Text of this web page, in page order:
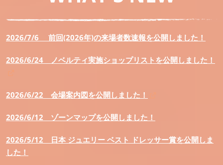
2026/7/6 前回(2026年)の来場者数速報を公開しました！
2026/6/24 ノベルティ実施ショップリストを公開しました！
2026/6/22 会場案内図を公開しました！
2026/6/12 ゾーンマップを公開しました！
2026/5/12 日本 ジュエリー ベスト ドレッサー賞を公開しま
した！